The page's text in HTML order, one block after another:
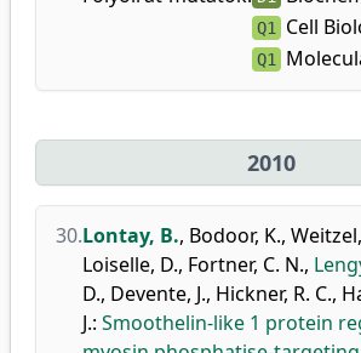
Q1 Cell
Q1
2010
30.Lontay, B., Bodoor, K.,
Loiselle, D., Fortner, C. N.,
D., Devente, J., Hickner, R. C.,
J.: Smoothelin-like 1 protein